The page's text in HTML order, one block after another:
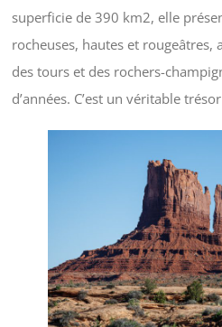
superficie de 390 km2, elle
rocheuses, hautes et rougeâtres,
des tours et des rochers-
d’années. C’est un véritable